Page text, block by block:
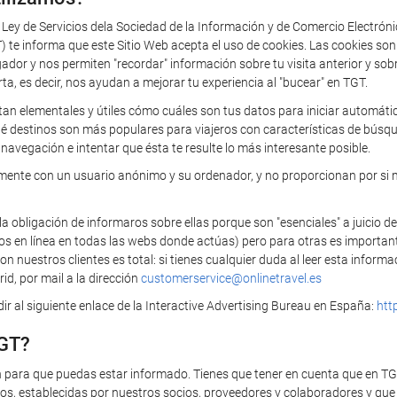
de Servicios dela Sociedad de la Información y de Comercio
te informa que este Sitio Web acepta el uso de cookies. Las cookies
y nos permiten "recordar" información sobre tu visita anterior y
es decir, nos ayudan a mejorar tu experiencia al "bucear" en TGT.
elementales y útiles cómo cuáles son tus datos para iniciar
destinos son más populares para viajeros con características de
e intentar que ésta te resulte lo más interesante posible.
con un usuario anónimo y su ordenador, y no proporcionan por si
de informaros sobre ellas porque son "esenciales" a juicio
en línea en todas las webs donde actúas) pero para otras es
nuestros clientes es total: si tienes cualquier duda al leer esta
por mail a la dirección customerservice@onlinetravel.es
al siguiente enlace de la Interactive Advertising Bureau en España:
que puedas estar informado. Tienes que tener en cuenta que en
establecidas por nuestros socios, proveedores y colaboradores y